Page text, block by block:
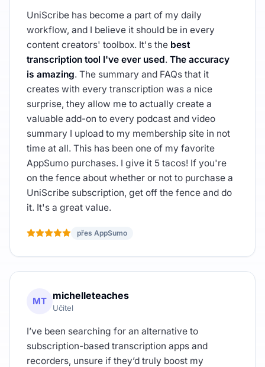
UniScribe has become a part of my daily
workflow, and I believe it should be in every
content creators' toolbox. It's the best
transcription tool I've ever used. The accuracy
is amazing. The summary and FAQs that it
creates with every transcription was a nice
surprise, they allow me to actually create a
valuable add-on to every podcast and video
summary I upload to my membership site in not
time at all. This has been one of my favorite
AppSumo purchases. I give it 5 tacos! If you're
on the fence about whether or not to purchase a
UniScribe subscription, get off the fence and do
it. It's a great value.
přes AppSumo
MT michelleteaches
Učitel
I’ve been searching for an alternative to
subscription-based transcription apps and
recorders, unsure if they’d truly boost my